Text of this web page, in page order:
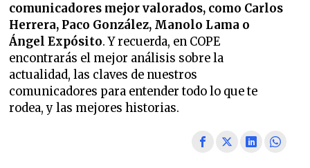
comunicadores mejor valorados, como Carlos
Herrera, Paco González, Manolo Lama o
Ángel Expósito. Y recuerda, en COPE
encontrarás el mejor análisis sobre la
actualidad, las claves de nuestros
comunicadores para entender todo lo que te
rodea, y las mejores historias.